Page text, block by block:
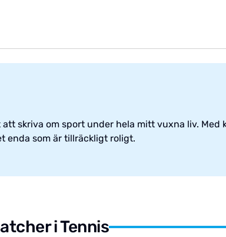
skriva om sport under hela mitt vuxna liv. Med
enda som är tillräckligt roligt.
i Tennis